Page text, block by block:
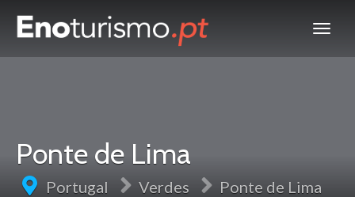
Ponte de Lima
Portugal Verdes Ponte de Lima